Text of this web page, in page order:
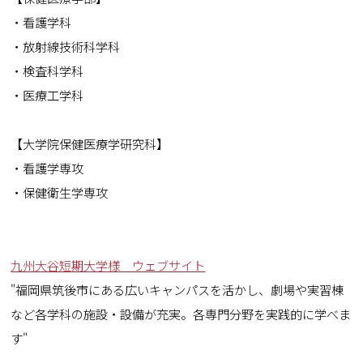
・看護学科
・放射線技術科学科
・検査科学科
・医療工学科
【大学院保健医療学研究科】
・看護学専攻
・保健衛生学専攻
九州大谷短期大学様 ウェブサイト
"福岡県筑後市にある広いキャンパスを活かし、劇場や実習棟
など各学科の施設・設備が充実。各専門分野を実践的に学べま
す"